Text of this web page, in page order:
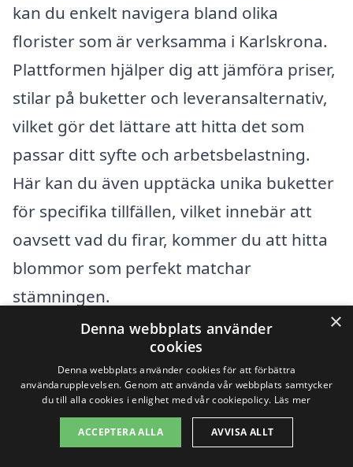
kan du enkelt navigera bland olika
florister som är verksamma i Karlskrona.
Plattformen hjälper dig att jämföra priser,
stilar på buketter och leveransalternativ,
vilket gör det lättare att hitta det som
passar ditt syfte och arbetsbelastning.
Här kan du även upptäcka unika buketter
för specifika tillfällen, vilket innebär att
oavsett vad du firar, kommer du att hitta
blommor som perfekt matchar
stämningen.
Förutom att skicka blombud i Karlskrona
kan du också överväga att använda
blommorna som en del av andra
presentleveranser. Många florister
×
Denna webbplats använder
cookies
Denna webbplats använder cookies för att förbättra
användarupplevelsen. Genom att använda vår webbplats samtycker
du till alla cookies i enlighet med vår cookiepolicy. Läs mer
ACCEPTERA ALLA AVVISA ALLT